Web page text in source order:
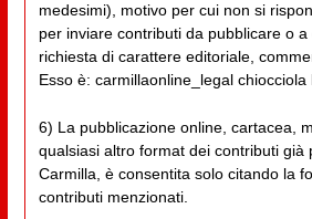
medesimi), motivo per cui non si
per inviare contributi da pubblicare o
richiesta di carattere editoriale,
Esso è: carmillaonline_legal chiocciola
6) La pubblicazione online, cartacea,
qualsiasi altro format dei contributi già
Carmilla, è consentita solo citando la
contributi menzionati.